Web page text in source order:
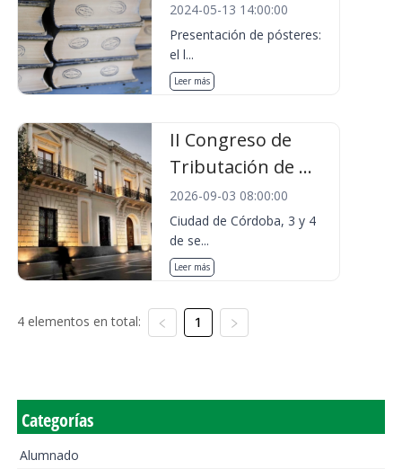
2024-05-13 14:00:00
Presentación de pósteres:
el l...
Leer más
II Congreso de
Tributación de ...
2026-09-03 08:00:00
Ciudad de Córdoba, 3 y 4
de se...
Leer más
4 elementos en total: 1
Categorías
Alumnado